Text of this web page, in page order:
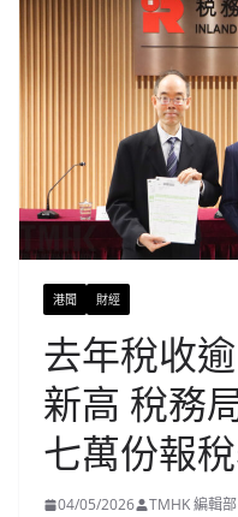
港聞 財經
去年稅收
新高 稅務
七萬份報
04/05/2026 TMHK 編輯部